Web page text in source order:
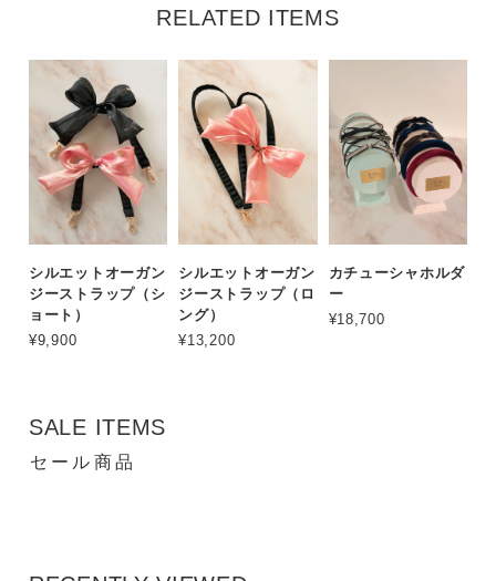
RELATED ITEMS
シルエットオーガン
ジーストラップ（シ
ョート）
¥9,900
シルエットオーガン
ジーストラップ（ロ
ング）
¥13,200
カチューシャホルダ
ー
¥18,700
SALE ITEMS
セール商品